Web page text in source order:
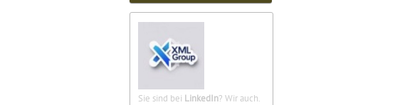
Sie sind bei LinkedIn? Wir auch.